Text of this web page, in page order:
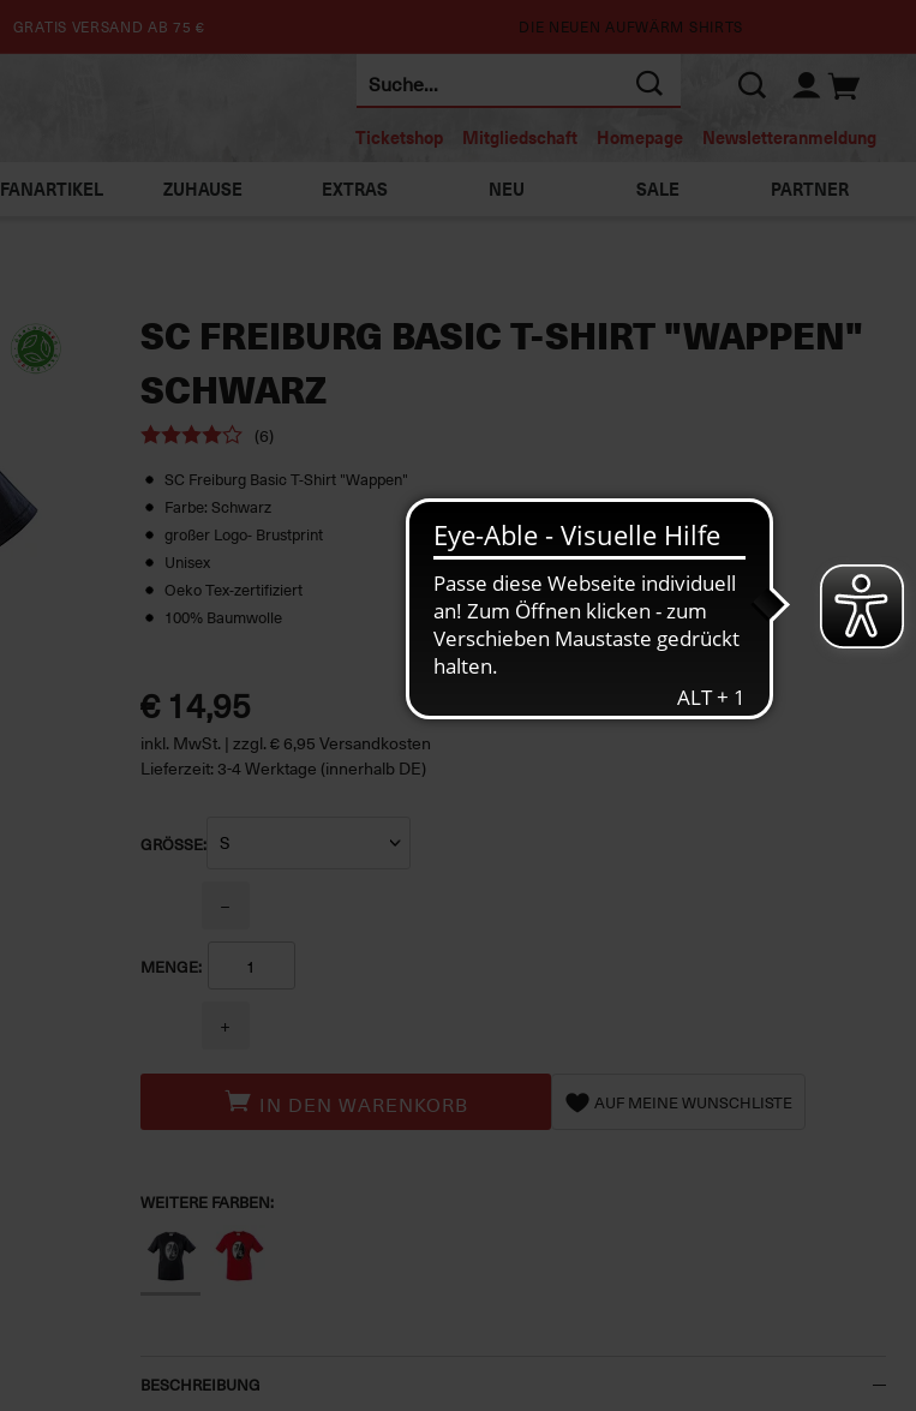
GRATIS VERSAND AB 75 € DIE NEUEN AUFWÄRM SHIRTS
Ticketshop Mitgliedschaft Homepage Newsletteranmeldung
FANARTIKEL ZUHAUSE EXTRAS NEU SALE PARTNER
SC FREIBURG BASIC T-SHIRT "WAPPEN"
SCHWARZ
(6)
SC Freiburg Basic T-Shirt "Wappen"
Farbe: Schwarz
großer Logo- Brustprint
Unisex
Oeko Tex-zertifiziert
100% Baumwolle
€ 14,95
inkl. MwSt. | zzgl. € 6,95 Versandkosten
Lieferzeit: 3-4 Werktage (innerhalb DE)
GRÖSSE:
MENGE:
−
+
IN DEN WARENKORB AUF MEINE WUNSCHLISTE
WEITERE FARBEN:
BESCHREIBUNG